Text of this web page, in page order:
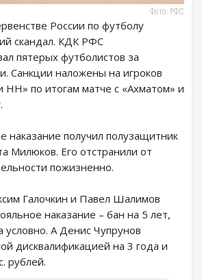
Фото: РФС
России по футболу
скандал. КДК РФС
пятерых футболистов за
Санкции наложены на игроков
по итогам матче с «Ахматом» и
наказание получил полузащитник
Милюков. Его отстранили от
пожизненно.
Галочкин и Павел Шалимов
наказание – бан на 5 лет,
условно. А Денис Чупрунов
дисквалификацией на 3 года и
рублей.